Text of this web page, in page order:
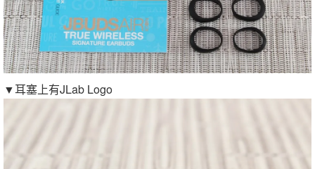
▼耳塞上有JLab Logo